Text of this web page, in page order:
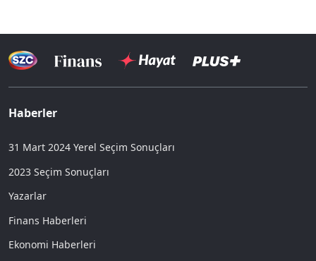
Haberler
31 Mart 2024 Yerel Seçim Sonuçları
2023 Seçim Sonuçları
Yazarlar
Finans Haberleri
Ekonomi Haberleri